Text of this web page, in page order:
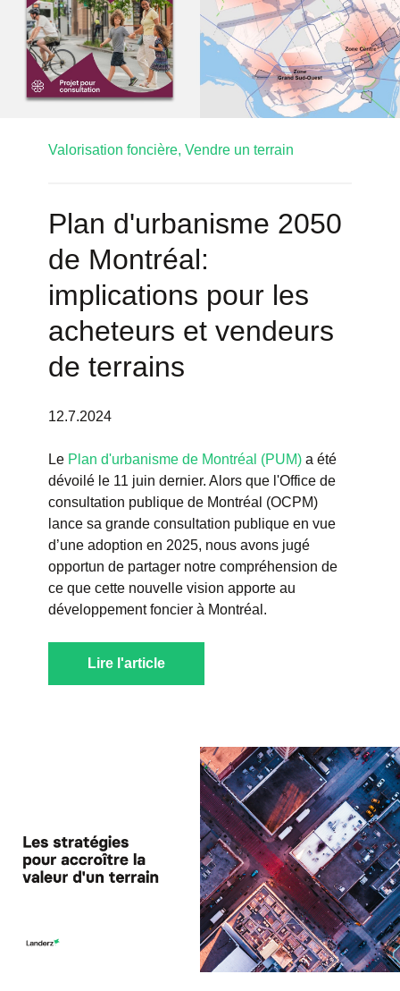
Valorisation foncière, Vendre un terrain
Plan d'urbanisme 2050
de Montréal:
implications pour les
acheteurs et vendeurs
de terrains
12.7.2024
Le Plan d'urbanisme de Montréal (PUM) a été
dévoilé le 11 juin dernier. Alors que l'Office de
consultation publique de Montréal (OCPM)
lance sa grande consultation publique en vue
d’une adoption en 2025, nous avons jugé
opportun de partager notre compréhension de
ce que cette nouvelle vision apporte au
développement foncier à Montréal.
Lire l'article